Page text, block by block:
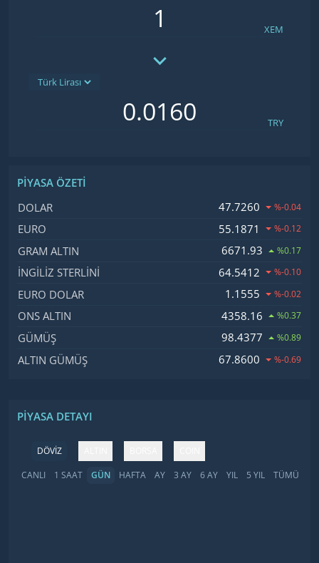
XEM
TRY
PIYASA ÖZETI
İsim, Kod
DOLAR 47.7260 %-0.04
EURO 55.1871 %-0.12
GRAM ALTIN 6671.93 %0.17
İNGILIZ STERLINI 64.5412 %-0.10
EURO DOLAR 1.1555 %-0.02
ONS ALTIN 4358.16 %0.37
GÜMÜŞ 98.4377 %0.89
ALTIN GÜMÜŞ 67.8600 %-0.69
PIYASA DETAYI
DÖVİZ
CANLI
1 SAAT GÜN HAFTA AY 3 AY 6 AY YIL 5 YIL TÜMÜ